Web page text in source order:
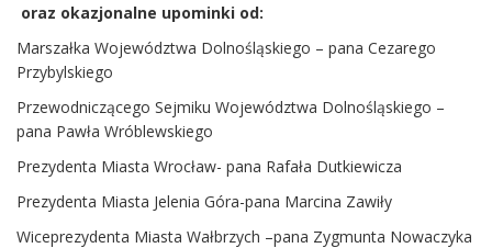
oraz okazjonalne upominki od:
Marszałka Województwa Dolnośląskiego – pana Cezarego
Przybylskiego
Przewodniczącego Sejmiku Województwa Dolnośląskiego –
pana Pawła Wróblewskiego
Prezydenta Miasta Wrocław- pana Rafała Dutkiewicza
Prezydenta Miasta Jelenia Góra-pana Marcina Zawiły
Wiceprezydenta Miasta Wałbrzych –pana Zygmunta Nowaczyka